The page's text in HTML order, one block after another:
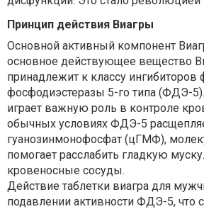
Принцип действия Виагры
Основной активный компонент
основное действующее вещество
принадлежит к классу ингибиторов
фосфодиэстеразы 5-го типа (ФДЭ-
играет важную роль в контроле
обычных условиях ФДЭ-5
гуанозинмонофосфат (цГМФ),
помогает расслабить гладкую
кровеносные сосуды.
Действие таблетки виагра для
подавлении активности ФДЭ-5, что